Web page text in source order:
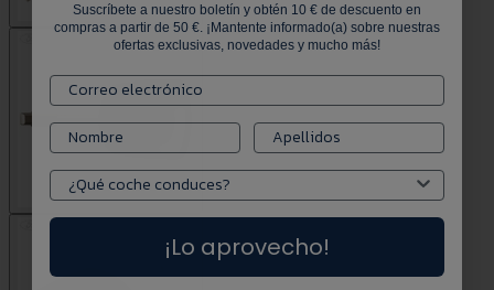
Suscríbete a nuestro boletín y obtén 10 € de descuento en
compras a partir de 50 €. ¡Mantente informado(a) sobre nuestras
ofertas exclusivas, novedades y mucho más!
¡Lo aprovecho!